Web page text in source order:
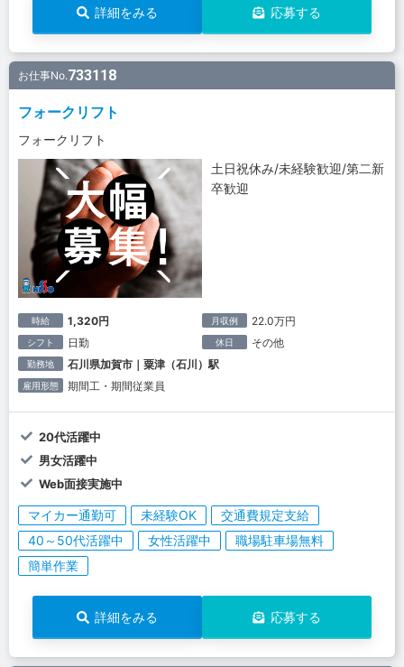
詳細をみる 応募する
お仕事No.733118
フォークリフト
フォークリフト
土日祝休み/未経験歓迎/第二新
卒歓迎
時給 1,320円 月収例 22.0万円
シフト 日勤 休日 その他
勤務地 石川県加賀市｜粟津（石川）駅
雇用形態 期間工・期間従業員
20代活躍中
男女活躍中
Web面接実施中
マイカー通勤可 未経験OK
交通費規定支給
40～50代活躍中
女性活躍中
職場駐車場無料
簡単作業
詳細をみる 応募する